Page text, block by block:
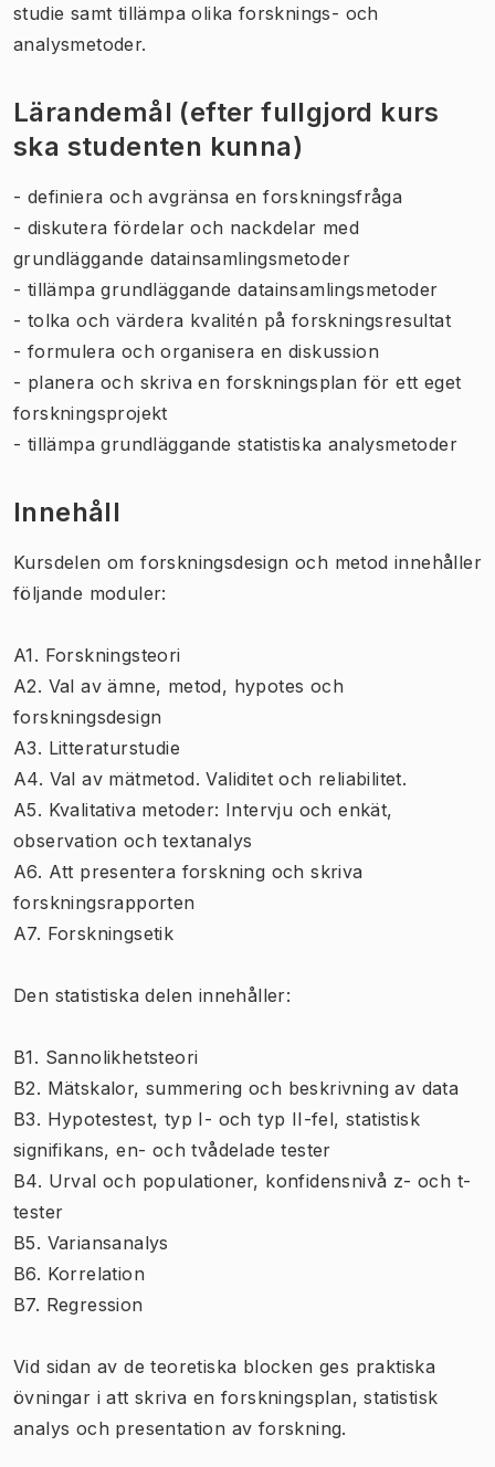
studie samt tillämpa olika forsknings- och
analysmetoder.
Lärandemål (efter fullgjord kurs
ska studenten kunna)
- definiera och avgränsa en forskningsfråga
- diskutera fördelar och nackdelar med
grundläggande datainsamlingsmetoder
- tillämpa grundläggande datainsamlingsmetoder
- tolka och värdera kvalitén på forskningsresultat
- formulera och organisera en diskussion
- planera och skriva en forskningsplan för ett eget
forskningsprojekt
- tillämpa grundläggande statistiska analysmetoder
Innehåll
Kursdelen om forskningsdesign och metod innehåller
följande moduler:
A1. Forskningsteori
A2. Val av ämne, metod, hypotes och
forskningsdesign
A3. Litteraturstudie
A4. Val av mätmetod. Validitet och reliabilitet.
A5. Kvalitativa metoder: Intervju och enkät,
observation och textanalys
A6. Att presentera forskning och skriva
forskningsrapporten
A7. Forskningsetik
Den statistiska delen innehåller:
B1. Sannolikhetsteori
B2. Mätskalor, summering och beskrivning av data
B3. Hypotestest, typ I- och typ II-fel, statistisk
signifikans, en- och tvådelade tester
B4. Urval och populationer, konfidensnivå z- och t-
tester
B5. Variansanalys
B6. Korrelation
B7. Regression
Vid sidan av de teoretiska blocken ges praktiska
övningar i att skriva en forskningsplan, statistisk
analys och presentation av forskning.